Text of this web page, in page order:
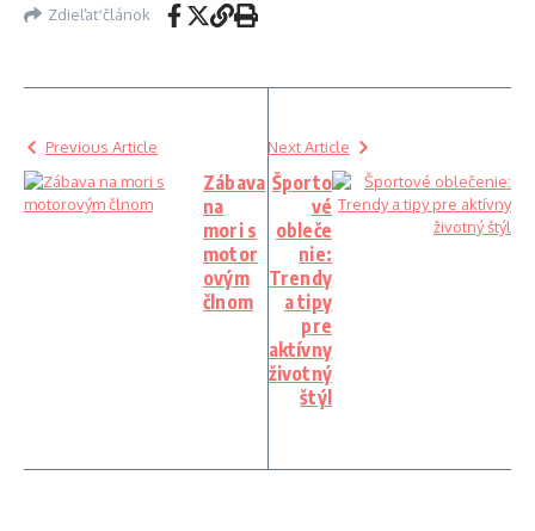
Zdieľať článok
Previous Article
Zábava
na
mori s
motor
ovým
člnom
Next Article
Športo
vé
obleče
nie:
Trendy
a tipy
pre
aktívny
životný
štýl